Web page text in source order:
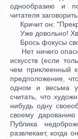
однообразию и
читателя
Кричит он:
Уже довольно!
Брось фокусы
Нет ничего
искусств (если
чем приклеенный
предположение,
одном и весьма
считать, что
нибудь одну
своему
Публика
развлекает, когда